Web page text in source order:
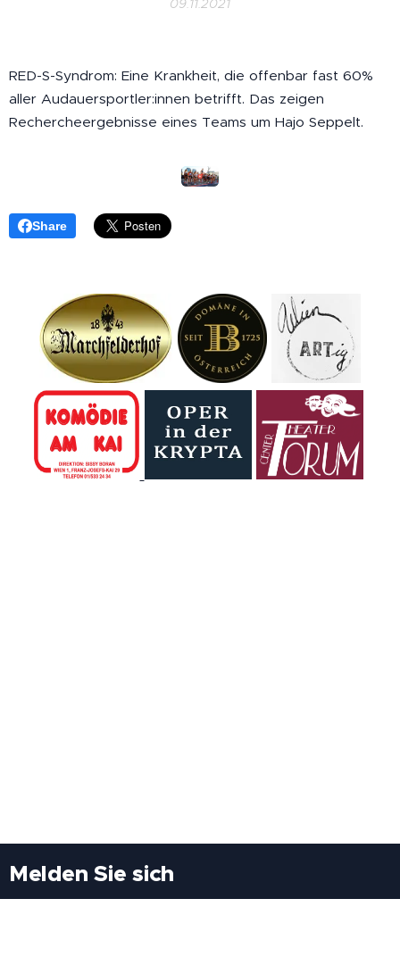
09.11.2021
RED-S-Syndrom: Eine Krankheit, die offenbar fast 60%
aller Audauersportler:innen betrifft. Das zeigen
Rechercheergebnisse eines Teams um Hajo Seppelt.
Share
Melden Sie sich